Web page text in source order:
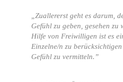
„Zuallererst geht es darum,
Gefühl zu geben, gesehen zu
Hilfe von Freiwilligen ist es
Einzelne/n zu
Gefühl zu vermitteln.”